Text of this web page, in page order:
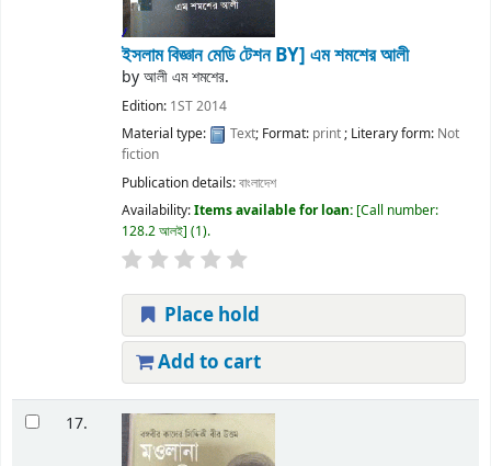
ইসলাম বিজ্ঞান মেডি টেশনBY] এম শমশের আলী
byআলী এম শমশের.
Edition: 1ST 2014
Material type:
Text; Format: print; Literary form: Not
fiction
Publication details:বাংলাদেশ
Availability:Items available for loan: Call number:
128.2 আলই (1).
Place hold
Add to cart
17.